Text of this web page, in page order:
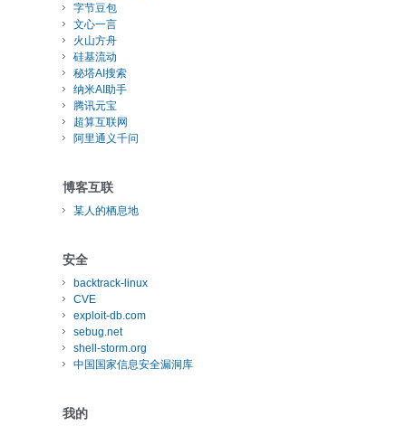
字节豆包
文心一言
火山方舟
硅基流动
秘塔AI搜索
纳米AI助手
腾讯元宝
超算互联网
阿里通义千问
博客互联
某人的栖息地
安全
backtrack-linux
CVE
exploit-db.com
sebug.net
shell-storm.org
中国国家信息安全漏洞库
我的